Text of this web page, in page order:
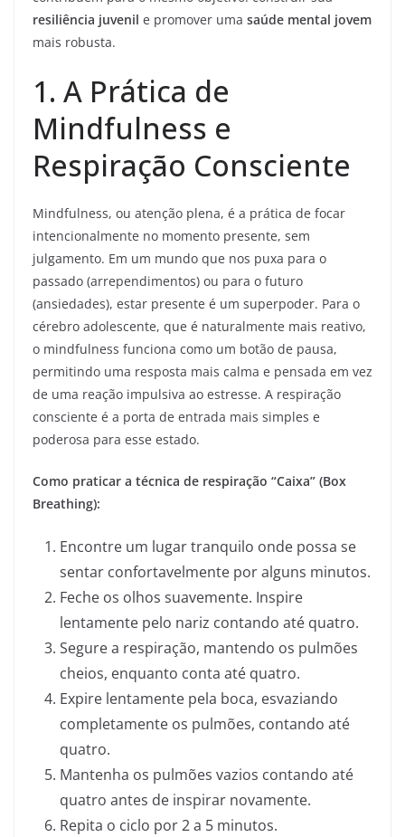
resiliência juvenil e promover uma saúde mental jovem
mais robusta.
1. A Prática de
Mindfulness e
Respiração Consciente
Mindfulness, ou atenção plena, é a prática de focar
intencionalmente no momento presente, sem
julgamento. Em um mundo que nos puxa para o
passado (arrependimentos) ou para o futuro
(ansiedades), estar presente é um superpoder. Para o
cérebro adolescente, que é naturalmente mais reativo,
o mindfulness funciona como um botão de pausa,
permitindo uma resposta mais calma e pensada em vez
de uma reação impulsiva ao estresse. A respiração
consciente é a porta de entrada mais simples e
poderosa para esse estado.
Como praticar a técnica de respiração “Caixa” (Box
Breathing):
Encontre um lugar tranquilo onde possa se
sentar confortavelmente por alguns minutos.
Feche os olhos suavemente. Inspire
lentamente pelo nariz contando até quatro.
Segure a respiração, mantendo os pulmões
cheios, enquanto conta até quatro.
Expire lentamente pela boca, esvaziando
completamente os pulmões, contando até
quatro.
Mantenha os pulmões vazios contando até
quatro antes de inspirar novamente.
Repita o ciclo por 2 a 5 minutos.